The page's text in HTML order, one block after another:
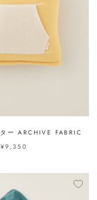
ー ARCHIVE FABRIC
¥9,350